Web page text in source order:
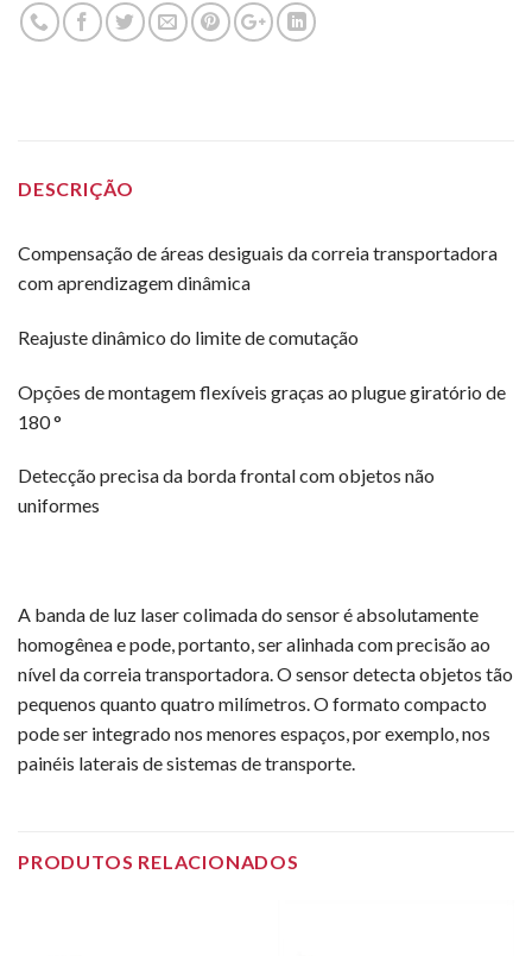
DESCRIÇÃO
Compensação de áreas desiguais da correia transportadora
com aprendizagem dinâmica
Reajuste dinâmico do limite de comutação
Opções de montagem flexíveis graças ao plugue giratório de
180 °
Detecção precisa da borda frontal com objetos não
uniformes
A banda de luz laser colimada do sensor é absolutamente
homogênea e pode, portanto, ser alinhada com precisão ao
nível da correia transportadora. O sensor detecta objetos tão
pequenos quanto quatro milímetros. O formato compacto
pode ser integrado nos menores espaços, por exemplo, nos
painéis laterais de sistemas de transporte.
PRODUTOS RELACIONADOS